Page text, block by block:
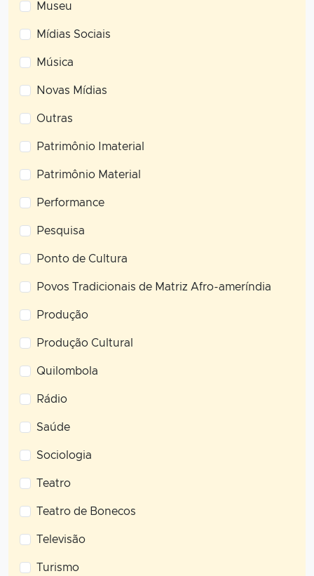
Museu
Mídias Sociais
Música
Novas Mídias
Outras
Patrimônio Imaterial
Patrimônio Material
Performance
Pesquisa
Ponto de Cultura
Povos Tradicionais de Matriz Afro-ameríndia
Produção
Produção Cultural
Quilombola
Rádio
Saúde
Sociologia
Teatro
Teatro de Bonecos
Televisão
Turismo